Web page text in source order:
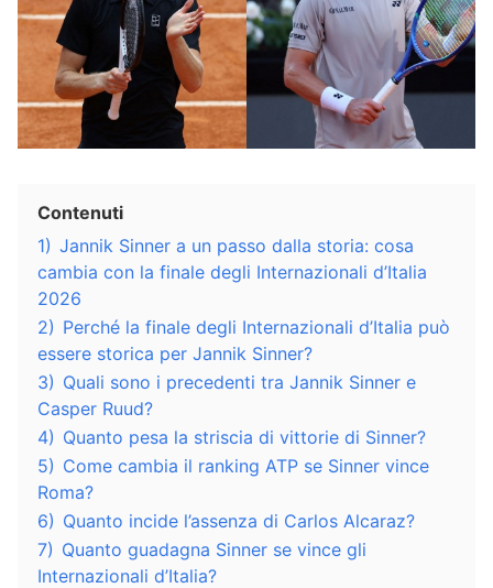
Contenuti
1) Jannik Sinner a un passo dalla storia: cosa
cambia con la finale degli Internazionali d’Italia
2026
2) Perché la finale degli Internazionali d’Italia può
essere storica per Jannik Sinner?
3) Quali sono i precedenti tra Jannik Sinner e
Casper Ruud?
4) Quanto pesa la striscia di vittorie di Sinner?
5) Come cambia il ranking ATP se Sinner vince
Roma?
6) Quanto incide l’assenza di Carlos Alcaraz?
7) Quanto guadagna Sinner se vince gli
Internazionali d’Italia?